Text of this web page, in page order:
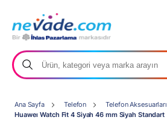
Ana Sayfa Telefon Telefon Aksesuarları
Huaweı Watch Fit 4 Siyah 46 mm Siyah Standart